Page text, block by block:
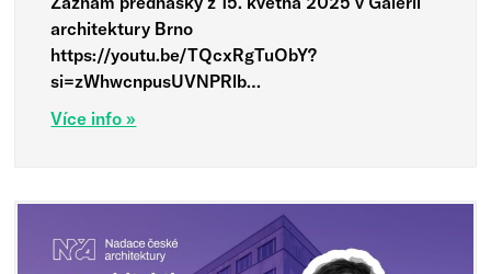
architektury Brno
https://youtu.be/TQcxRgTuObY?
si=zWhwcnpusUVNPRlb…
Více info »